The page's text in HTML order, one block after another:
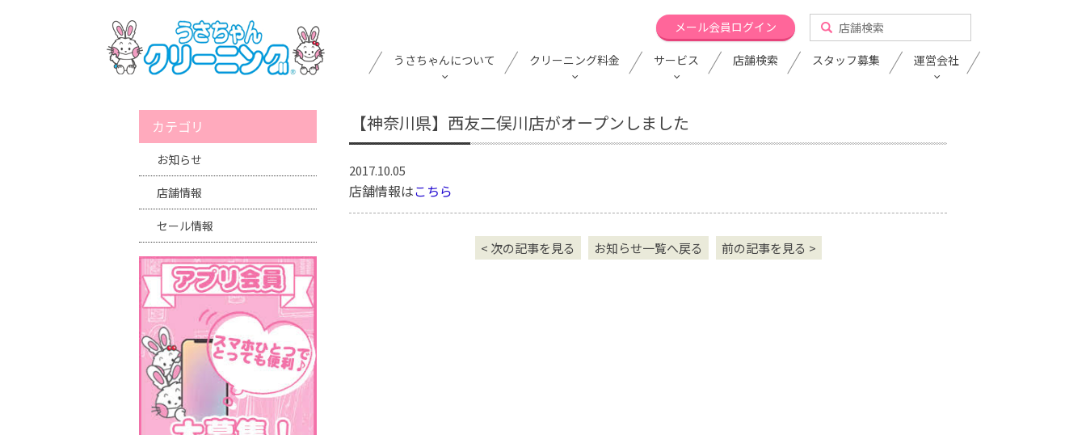
メール会員ログイン
うさちゃんについて クリーニング料金 サービス 店舗検索 スタッフ募集 運営会社
【神奈川県】西友二俣川店がオープンしました
2017.10.05
店舗情報はこちら
< 次の記事を見る お知らせ一覧へ戻る 前の記事を見る >
カテゴリ
お知らせ
店舗情報
セール情報